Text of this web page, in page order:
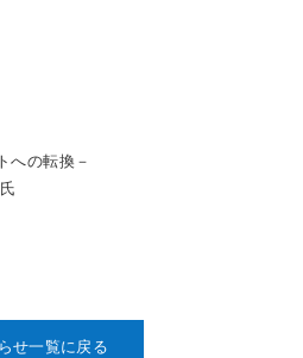
への転換－
せ一覧に戻る